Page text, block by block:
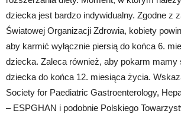
dziecka jest bardzo indywidualny. Zgodne z
Światowej Organizacji Zdrowia, kobiety
aby karmić wyłącznie piersią do końca 6.
dziecka. Zaleca również, aby pokarm mamy
dziecka do końca 12. miesiąca życia.
Society for Paediatric Gastroenterology,
– ESPGHAN i podobnie Polskiego